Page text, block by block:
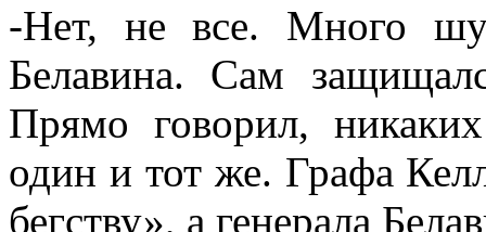
-Нет, не все. Много
Белавина. Сам
Прямо говорил,
один и тот же. Графа
бегству», а генерала